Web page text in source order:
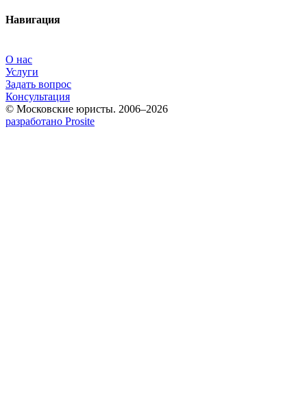
Навигация
О нас
Услуги
Задать вопрос
Консультация
© Московские юристы. 2006–2026
разработано Prosite